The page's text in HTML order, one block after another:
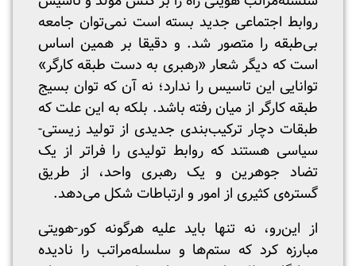
روابط اجتماعی جدید بسته است نمی‌توان جامعه
بی‌طبقه را متصور شد. و دقیقا بر همین اساس
است که دیگر شعار «رهبری به دست طبقه کارگر»
توانایی این تاسیس را ندارد؛ نه آن که توان بسیج
طبقه کارگر از میان رفته باشد. بلکه به این علت که
طبقات دچار ترکیب‌بندی جدیدی از تولید زیستی-
سیاسی هستند که روابط تولیدی را فراتر از یک
تضاد جوهرین و یک رهبری واحد، از طریق
گستره‌ی کثیری از امور و ارتباطات شکل می‌دهد.
از این‌رو، نه تنها باید علیه هرگونه کور-هویتی
مبارزه کرد که ستم‌ها و سلسله‌مراتب را نادیده